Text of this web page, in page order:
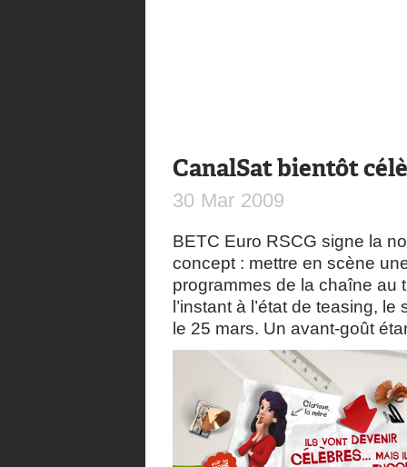
CanalSat bientôt
30 Mar 2009
BETC Euro RSCG signe la
concept : mettre en scène
programmes de la chaîne au
l’instant à l’état de teasing,
le 25 mars. Un avant-goût